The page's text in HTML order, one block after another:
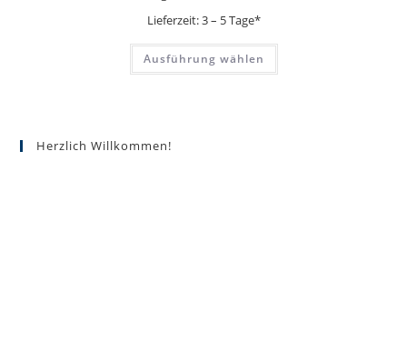
Lieferzeit:3 – 5 Tage*
Ausführung wählen
Dieses
weist
Herzlich Willkommen!